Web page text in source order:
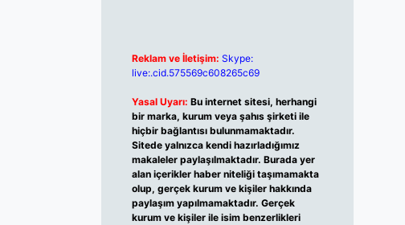
Reklam ve İletişim: Skype:
live:.cid.575569c608265c69
Yasal Uyarı: Bu internet sitesi, herhangi
bir marka, kurum veya şahıs şirketi ile
hiçbir bağlantısı bulunmamaktadır.
Sitede yalnızca kendi hazırladığımız
makaleler paylaşılmaktadır. Burada yer
alan içerikler haber niteliği taşımamakta
olup, gerçek kurum ve kişiler hakkında
paylaşım yapılmamaktadır. Gerçek
kurum ve kişiler ile isim benzerlikleri